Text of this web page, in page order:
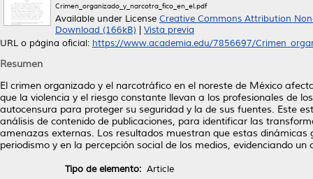
Crimen_organizado_y_narcotra_fico_en_el.pdf
Available under License Creative Commons Attribution
Download (166kB)
Vista previa
URL o página oficial: https://www.academia.edu/7856697/
Resumen
El crimen organizado y el narcotráfico en el noreste de México
que la violencia y el riesgo constante llevan a los profesionales de
autocensura para proteger su seguridad y la de sus fuentes. Este
análisis de contenido de publicaciones, para identificar las
amenazas externas. Los resultados muestran que estas
periodismo y en la percepción social de los medios, evidenciando
Tipo de elemento: Article